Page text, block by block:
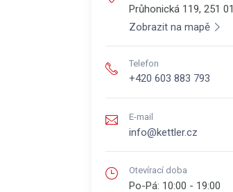
Průhonická 119, 251 01
Zobrazit na mapě
Telefon
+420 603 883 793
E-mail
info@kettler.cz
Otevírací doba
Po-Pá: 10:00 - 19:00